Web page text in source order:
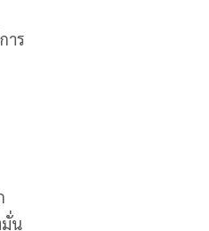
าร
มั่น